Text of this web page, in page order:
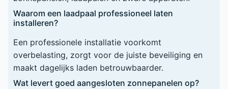
Waarom een laadpaal professioneel laten
installeren?
Een professionele installatie voorkomt
overbelasting, zorgt voor de juiste beveiliging en
maakt dagelijks laden betrouwbaarder.
Wat levert goed aangesloten zonnepanelen op?